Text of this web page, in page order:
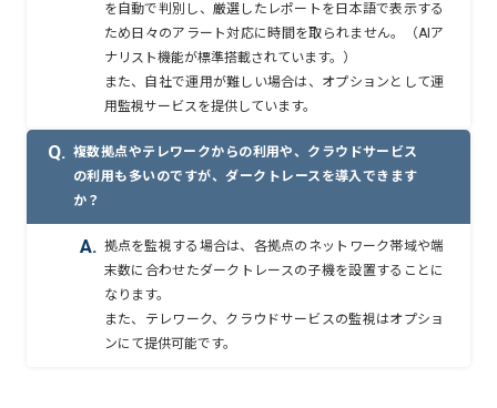
を自動で判別し、厳選したレポートを日本語で表示する
ため日々のアラート対応に時間を取られません。（AIア
ナリスト機能が標準搭載されています。）
また、自社で運用が難しい場合は、オプションとして運
用監視サービスを提供しています。
Q. 複数拠点やテレワークからの利用や、クラウドサービス
の利用も多いのですが、ダークトレースを導入できます
か？
A. 拠点を監視する場合は、各拠点のネットワーク帯域や端
末数に合わせたダークトレースの子機を設置することに
なります。
また、テレワーク、クラウドサービスの監視はオプショ
ンにて提供可能です。